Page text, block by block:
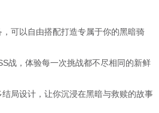
可以自由搭配打造专属于你的黑暗骑
战，体验每一次挑战都不尽相同的新鲜
局设计，让你沉浸在黑暗与救赎的故事